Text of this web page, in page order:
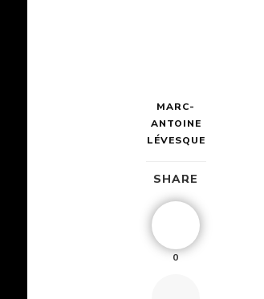
MARC-
ANTOINE
LÉVESQUE
SHARE
0